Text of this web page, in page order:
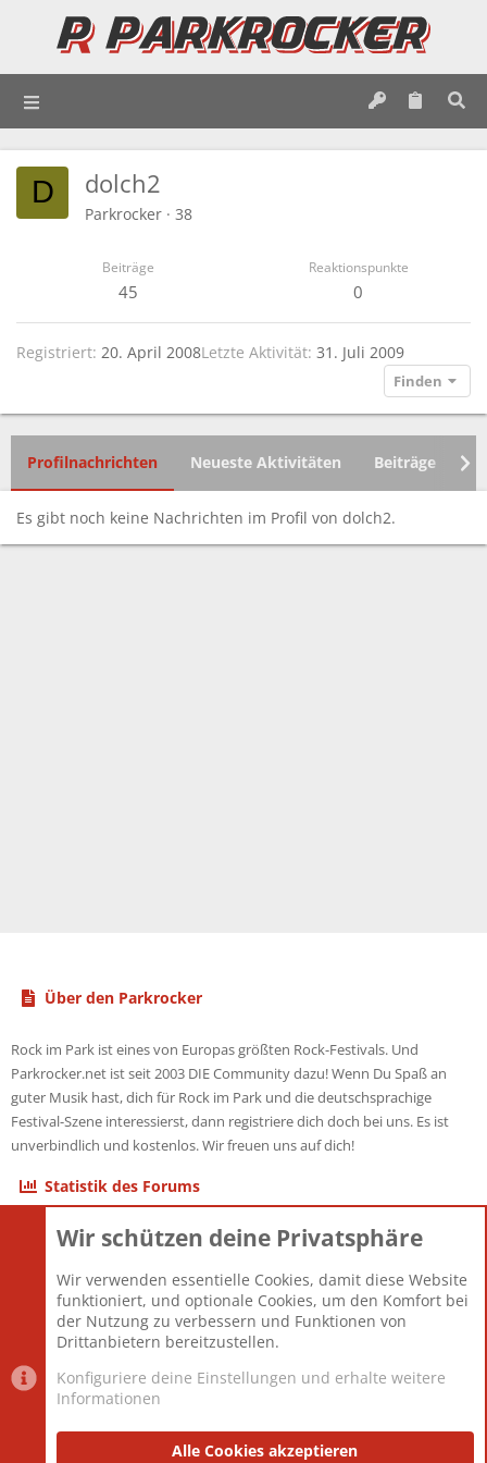
D dolch2
Parkrocker · 38
Beiträge
45
Reaktionspunkte
0
Registriert 20. April 2008Letzte Aktivität 31. Juli 2009
Finden
Profilnachrichten Neueste Aktivitäten Beiträge
Es gibt noch keine Nachrichten im Profil von dolch2.
Über den Parkrocker
Rock im Park ist eines von Europas größten Rock-Festivals. Und
Parkrocker.net ist seit 2003 DIE Community dazu! Wenn Du Spaß an
guter Musik hast, dich für Rock im Park und die deutschsprachige
Festival-Szene interessierst, dann registriere dich doch bei uns. Es ist
unverbindlich und kostenlos. Wir freuen uns auf dich!
Statistik des Forums
Themen
Mitglieder
12.425
Neuestes Mitglied
Toddster85
Datenschutzerklärung Impressum
Wir schützen deine Privatsphäre
Wir verwenden essentielle Cookies, damit diese Website
funktioniert, und optionale Cookies, um den Komfort bei
der Nutzung zu verbessern und Funktionen von
Drittanbietern bereitzustellen.
Konfiguriere deine Einstellungen und erhalte weitere
Informationen
Alle Cookies akzeptieren